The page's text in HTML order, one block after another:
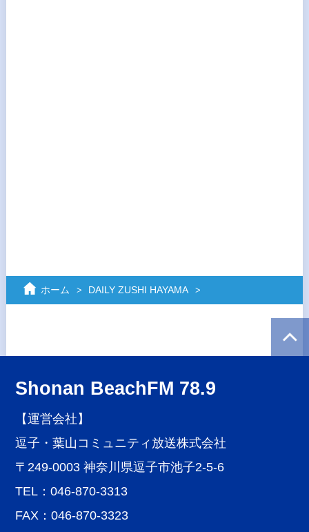
ホーム DAILY ZUSHI HAYAMA
Shonan BeachFM 78.9
【運営会社】
逗子・葉山コミュニティ放送株式会社
〒249-0003 神奈川県逗子市池子2-5-6
TEL：046-870-3313
FAX：046-870-3323